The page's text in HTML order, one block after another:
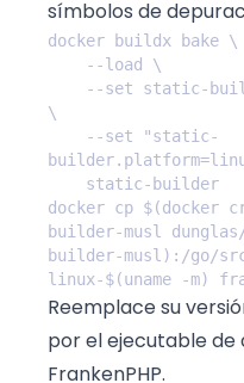
símbolos de
docker cp $(docker
builder-musl
builder-musl):/go/
Reemplace su
por el ejecutable de
FrankenPHP.